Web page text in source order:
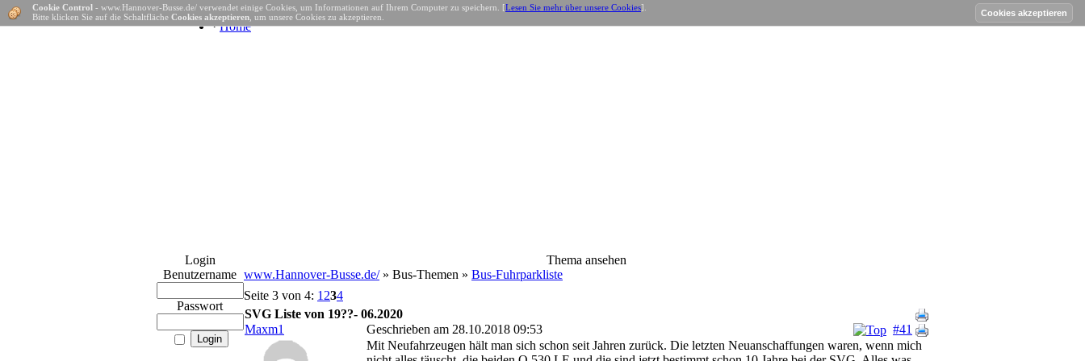
· Home
Login
Benutzername
Passwort
Cookie Control - www.Hannover-Busse.de/ verwendet einige Cookies, um Informationen auf Ihrem Computer zu speichern. [Lesen Sie mehr über unsere Cookies].
Bitte klicken Sie auf die Schaltfläche Cookies akzeptieren , um unsere Cookies zu akzeptieren.
Thema ansehen
www.Hannover-Busse.de/» Bus-Themen » Bus-Fuhrparkliste
Seite 3 von 4: 1 234
SVG Liste von 19??- 06.2020
Maxm1
#41
Geschrieben am 28.10.2018 09:53
Mit Neufahrzeugen hält man sich schon seit Jahren zurück. Die letzten Neuanschaffungen waren, wenn mich